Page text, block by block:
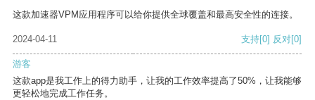
这款加速器VPM应用程序可以给你提供全球覆盖和最高安全性的连接。
2024-04-11 支持[0] 反对[0]
游客
这款app是我工作上的得力助手，让我的工作效率提高了50%，让我能够
更轻松地完成工作任务。